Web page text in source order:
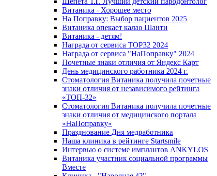
Витаника - Хорошее место
На Поправку: Выбор пациентов 2025
Витаника опекает калао Шанти
Витаника - детям!
Награда от сервиса TOP32 2024
Награда от сервиса "НаПоправку" 2024
Почетные знаки отличия от Яндекс Карт
День медицинского работника 2024 г.
Стоматология Витаника получила почетные
знаки отличия от независимого рейтинга
«ТОП-32»
Стоматология Витаника получила почетные
знаки отличия от медицинского портала
«НаПоправку»
Празднование Дня медработника
Наша клиника в рейтинге Startsmile
Интервью о системе имплантов ANKYLOS
Витаника участник социальной программы
Вместе